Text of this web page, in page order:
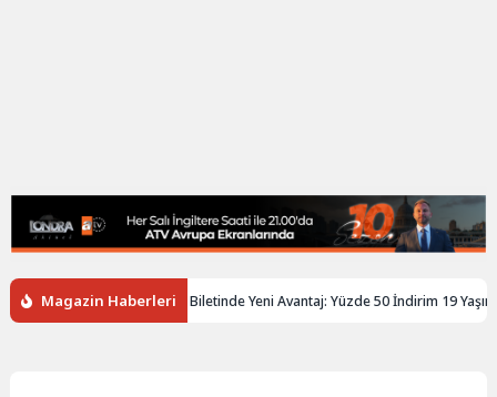
Magazin Haberleri
Gençlere Tren Biletinde Yeni Avantaj: Yüzde 50 İndirim 19 Yaşına